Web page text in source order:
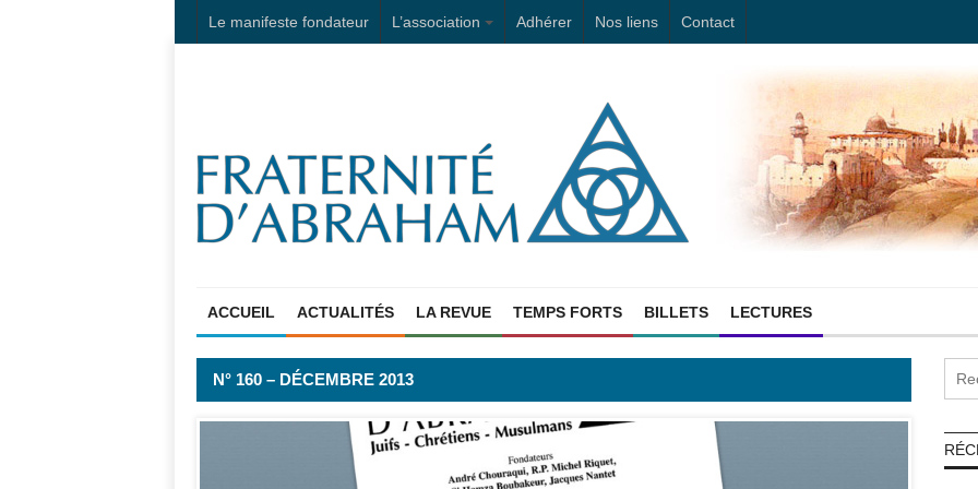
Le manifeste fondateur L’association Adhérer Nos liens Contact
ACCUEIL ACTUALITÉS LA REVUE TEMPS FORTS BILLETS LECTURES
N° 160 – DÉCEMBRE 2013